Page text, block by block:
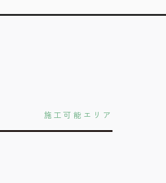
施工可能エリア